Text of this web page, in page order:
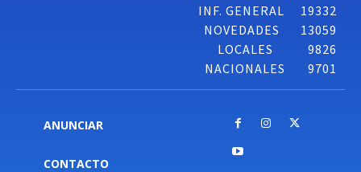
INF. GENERAL
19332
NOVEDADES
13059
LOCALES
9826
NACIONALES
9701
ANUNCIAR
CONTACTO